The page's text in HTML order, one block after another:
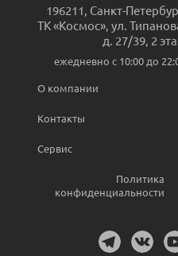
196211, Санкт-
ТК «Космос», ул.
д. 27/39, 2
ежедневно c 10:00 до
О компании
Контакты
Сервис
Политика
конфиденциальности